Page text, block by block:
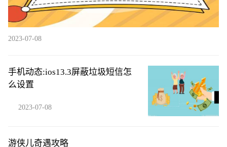
2023-07-08
手机动态:ios13.3屏蔽垃圾短信怎
么设置
2023-07-08
游侠儿奇遇攻略